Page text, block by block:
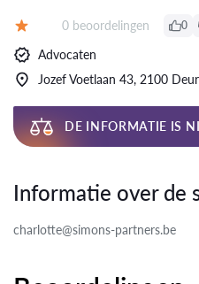
Beoordelingen:
0 beoordelingen 0
Advocaten
Jozef Voetlaan 43, 2100
DE INFORMATIE IS
Informatie over de
charlotte@simons-partners.be